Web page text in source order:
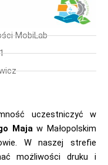
MobiLab
uczestniczyć w
Majaw Małopolskim
W naszej strefie
możliwości druku i